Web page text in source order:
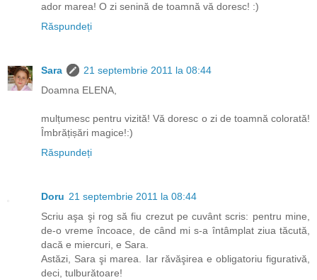
ador marea! O zi senină de toamnă vă doresc! :)
Răspundeți
Sara
21 septembrie 2011 la 08:44
Doamna ELENA,
mulțumesc pentru vizită! Vă doresc o zi de toamnă colorată!
Îmbrățișări magice!:)
Răspundeți
Doru 21 septembrie 2011 la 08:44
Scriu aşa şi rog să fiu crezut pe cuvânt scris: pentru mine,
de-o vreme încoace, de când mi s-a întâmplat ziua tăcută,
dacă e miercuri, e Sara.
Astăzi, Sara şi marea. Iar răvăşirea e obligatoriu figurativă,
deci, tulburătoare!